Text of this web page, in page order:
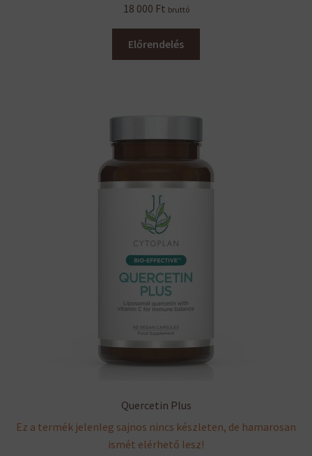
18 000 Ft bruttó
Előrendelés
Quercetin Plus
Ez a termék jelenleg sajnos nincs készleten, de hamarosan
ismét elérhető lesz!